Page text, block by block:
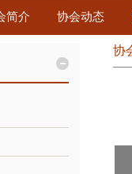
简介 协会动态
协